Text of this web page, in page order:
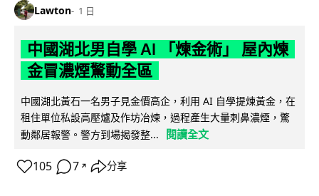
Lawton 1 日
中國湖北男自學 AI 「煉金術」 屋內煉
金冒濃煙驚動全區
中國湖北黃石一名男子見金價高企，利用 AI 自學提煉黃金，在
租住單位私設高壓爐及作坊冶煉，過程產生大量刺鼻濃煙，驚
動鄰居報警。警方到場揭發整...
閱讀全文
105 7 ↗ 分享